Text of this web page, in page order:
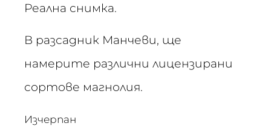
Реална снимка.
В разсадник Манчеви, ще
намерите различни лицензирани
сортове магнолия.
Изчерпан